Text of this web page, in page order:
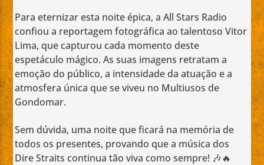
Para eternizar esta noite épica, a All Stars Radio
confiou a reportagem fotográfica ao talentoso Vitor
Lima, que capturou cada momento deste
espetáculo mágico. As suas imagens retratam a
emoção do público, a intensidade da atuação e a
atmosfera única que se viveu no Multiusos de
Gondomar.
Sem dúvida, uma noite que ficará na memória de
todos os presentes, provando que a música dos
Dire Straits continua tão viva como sempre! 🎶🔥